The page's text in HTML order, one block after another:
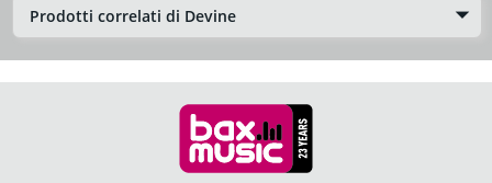
Prodotti correlati di Devine